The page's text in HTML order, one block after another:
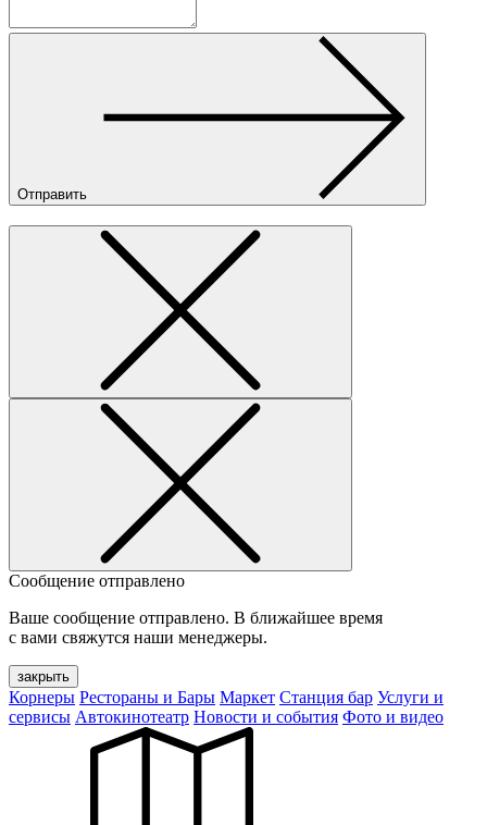
Отправить
Сообщение отправлено
Ваше сообщение отправлено. В ближайшее время
с вами свяжутся наши менеджеры.
закрыть
Корнеры Рестораны и Бары Маркет Станция бар Услуги и
сервисы Автокинотеатр Новости и события Фото и видео